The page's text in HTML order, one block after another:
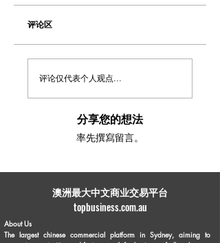
评论区
评论仅代表个人观点...
分享您的想法
率先撰寫留言。
​澳洲最大中文商业交易平台
topbusiness.com.au
About Us
The largest chinese commercial platform in Sydney, aiming to